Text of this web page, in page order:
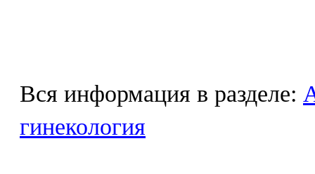
Вся информация в разделе:
гинекология